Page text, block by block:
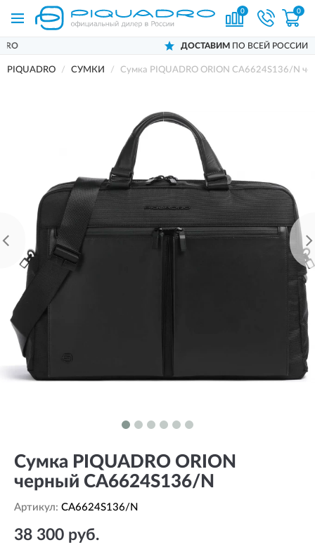
0 0
ДОСТАВИМПО ВСЕЙ РОССИИ
PIQUADRO СУМКИ Сумка PIQUADRO ORION CA6624S136/N
Сумка PIQUADRO ORION
черный CA6624S136/N
Артикул: CA6624S136/N
38 300 руб.